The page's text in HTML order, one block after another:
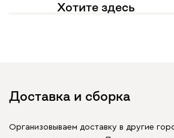
Хотите здесь
Доставка и сборка
Организовываем доставку в другие